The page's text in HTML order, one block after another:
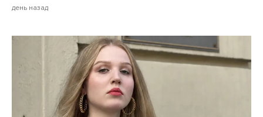
день назад